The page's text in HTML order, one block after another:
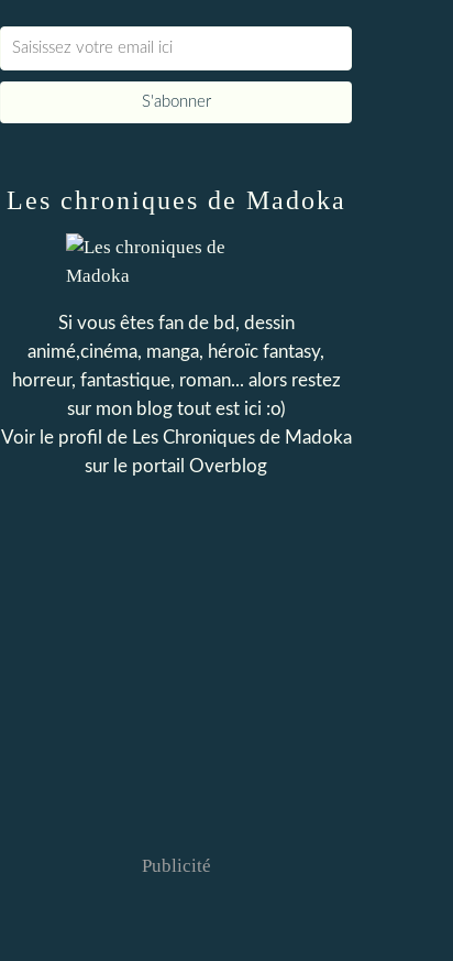
Les chroniques de Madoka
Si vous êtes fan de bd, dessin
animé,cinéma, manga, héroïc fantasy,
horreur, fantastique, roman... alors restez
sur mon blog tout est ici :o)
Voir le profil de Les Chroniques de Madoka
sur le portail Overblog
Publicité